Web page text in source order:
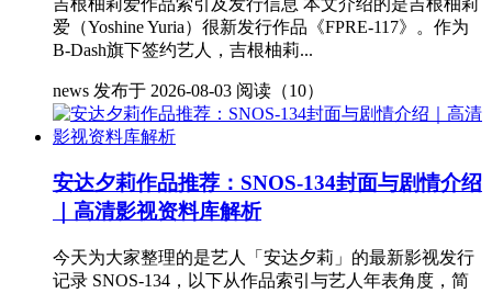
爱（Yoshine Yuria）很新发行作品《FPRE-117》。作为
B-Dash旗下签约艺人，吉根柚莉...
news 发布于 2026-08-03 阅读（10）
安达夕莉作品推荐：SNOS-134封面与剧情介绍
｜高清影视资料库解析
今天为大家整理的是艺人「安达夕莉」的最新影视发行
记录 SNOS-134，以下从作品索引与艺人年表角度，简